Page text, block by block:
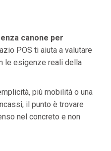
canone per
POS ti aiuta a valutare
le esigenze reali della
più mobilità o una
il punto è trovare
nel concreto e non